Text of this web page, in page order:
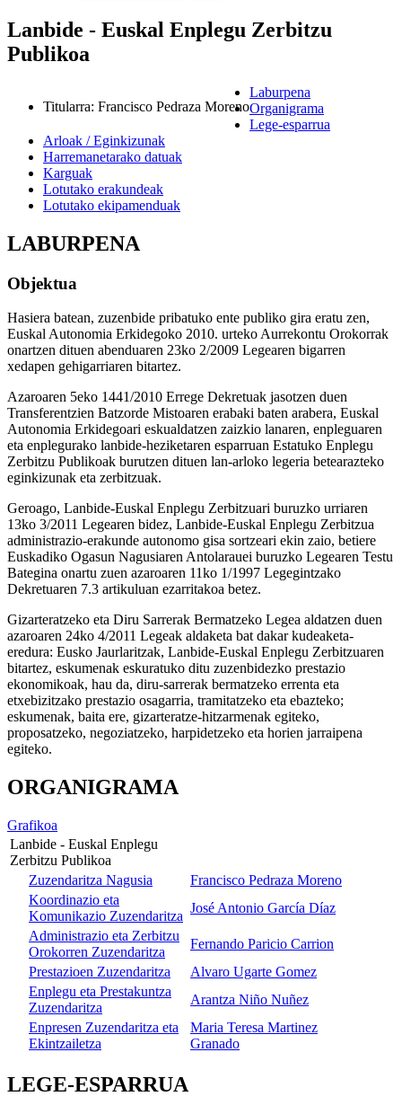
Lanbide - Euskal Enplegu Zerbitzu
Publikoa
Titularra: Francisco Pedraza Moreno
Laburpena
Organigrama
Lege-esparrua
Arloak / Eginkizunak
Harremanetarako datuak
Karguak
Lotutako erakundeak
Lotutako ekipamenduak
LABURPENA
Objektua
Hasiera batean, zuzenbide pribatuko ente publiko gira eratu zen,
Euskal Autonomia Erkidegoko 2010. urteko Aurrekontu Orokorrak
onartzen dituen abenduaren 23ko 2/2009 Legearen bigarren
xedapen gehigarriaren bitartez.
Azaroaren 5eko 1441/2010 Errege Dekretuak jasotzen duen
Transferentzien Batzorde Mistoaren erabaki baten arabera, Euskal
Autonomia Erkidegoari eskualdatzen zaizkio lanaren, enpleguaren
eta enplegurako lanbide-heziketaren esparruan Estatuko Enplegu
Zerbitzu Publikoak burutzen dituen lan-arloko legeria betearazteko
eginkizunak eta zerbitzuak.
Geroago, Lanbide-Euskal Enplegu Zerbitzuari buruzko urriaren
13ko 3/2011 Legearen bidez, Lanbide-Euskal Enplegu Zerbitzua
administrazio-erakunde autonomo gisa sortzeari ekin zaio, betiere
Euskadiko Ogasun Nagusiaren Antolarauei buruzko Legearen Testu
Bategina onartu zuen azaroaren 11ko 1/1997 Legegintzako
Dekretuaren 7.3 artikuluan ezarritakoa betez.
Gizarteratzeko eta Diru Sarrerak Bermatzeko Legea aldatzen duen
azaroaren 24ko 4/2011 Legeak aldaketa bat dakar kudeaketa-
eredura: Eusko Jaurlaritzak, Lanbide-Euskal Enplegu Zerbitzuaren
bitartez, eskumenak eskuratuko ditu zuzenbidezko prestazio
ekonomikoak, hau da, diru-sarrerak bermatzeko errenta eta
etxebizitzako prestazio osagarria, tramitatzeko eta ebazteko;
eskumenak, baita ere, gizarteratze-hitzarmenak egiteko,
proposatzeko, negoziatzeko, harpidetzeko eta horien jarraipena
egiteko.
ORGANIGRAMA
Grafikoa
Lanbide - Euskal Enplegu
Zerbitzu Publikoa
Zuzendaritza Nagusia
Francisco Pedraza Moreno
Koordinazio eta
Komunikazio Zuzendaritza
José Antonio García Díaz
Administrazio eta Zerbitzu
Orokorren Zuzendaritza
Fernando Paricio Carrion
Prestazioen Zuzendaritza
Alvaro Ugarte Gomez
Enplegu eta Prestakuntza
Zuzendaritza
Arantza Niño Nuñez
Enpresen Zuzendaritza eta
Ekintzailetza
Maria Teresa Martinez
Granado
LEGE-ESPARRUA